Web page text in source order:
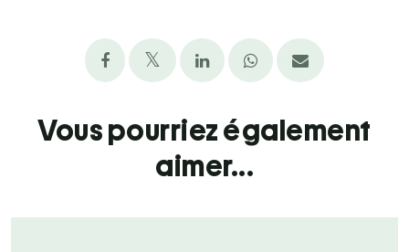
Vous pourriez également
aimer...